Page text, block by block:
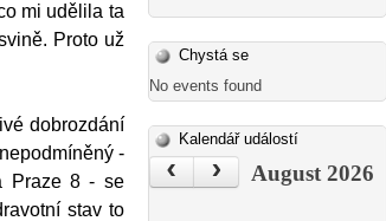
mi udělila ta
Proto už
dobrozdání
-
Praze 8 - se
stav to
Chystá se
No events found
Kalendář událostí
‹ › August 2026